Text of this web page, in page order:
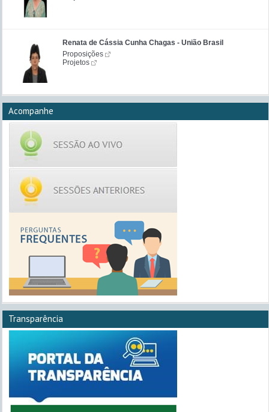
Renata de Cássia Cunha Chagas - União Brasil
Proposições
Projetos
Acompanhe
Transparência